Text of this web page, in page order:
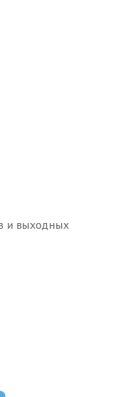
и выходных